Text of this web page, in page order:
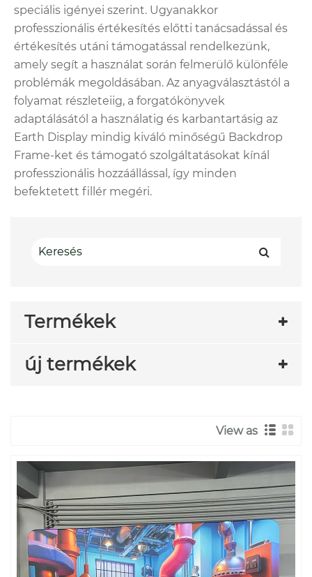
speciális igényei szerint. Ugyanakkor
professzionális értékesítés előtti tanácsadással és
értékesítés utáni támogatással rendelkezünk,
amely segít a használat során felmerülő különféle
problémák megoldásában. Az anyagválasztástól a
folyamat részleteiig, a forgatókönyvek
adaptálásától a használatig és karbantartásig az
Earth Display mindig kiváló minőségű Backdrop
Frame-ket és támogató szolgáltatásokat kínál
professzionális hozzáállással, így minden
befektetett fillér megéri.
Termékek
új termékek
View as